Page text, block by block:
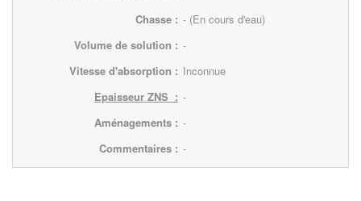
Chasse : - (En cours d'eau)
Volume de solution : -
Vitesse d'absorption : Inconnue
Epaisseur ZNS : -
Aménagements : -
Commentaires : -